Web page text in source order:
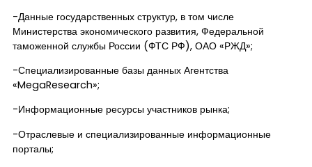
-Данные государственных структур, в том числе
Министерства экономического развития, Федеральной
таможенной службы России (ФТС РФ), ОАО «РЖД»;
-Специализированные базы данных Агентства
«MegaResearch»;
-Информационные ресурсы участников рынка;
-Отраслевые и специализированные информационные
порталы;